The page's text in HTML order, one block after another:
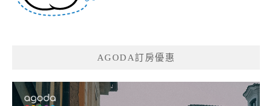
AGODA訂房優惠